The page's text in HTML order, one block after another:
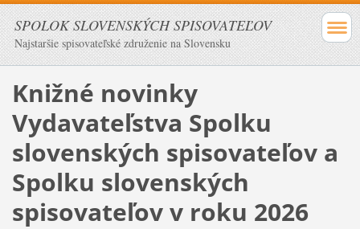
SPOLOK SLOVENSKÝCH SPISOVATEĽOV
Najstaršie spisovateľské združenie na Slovensku
Knižné novinky
Vydavateľstva Spolku
slovenských spisovateľov a
Spolku slovenských
spisovateľov v roku 2026